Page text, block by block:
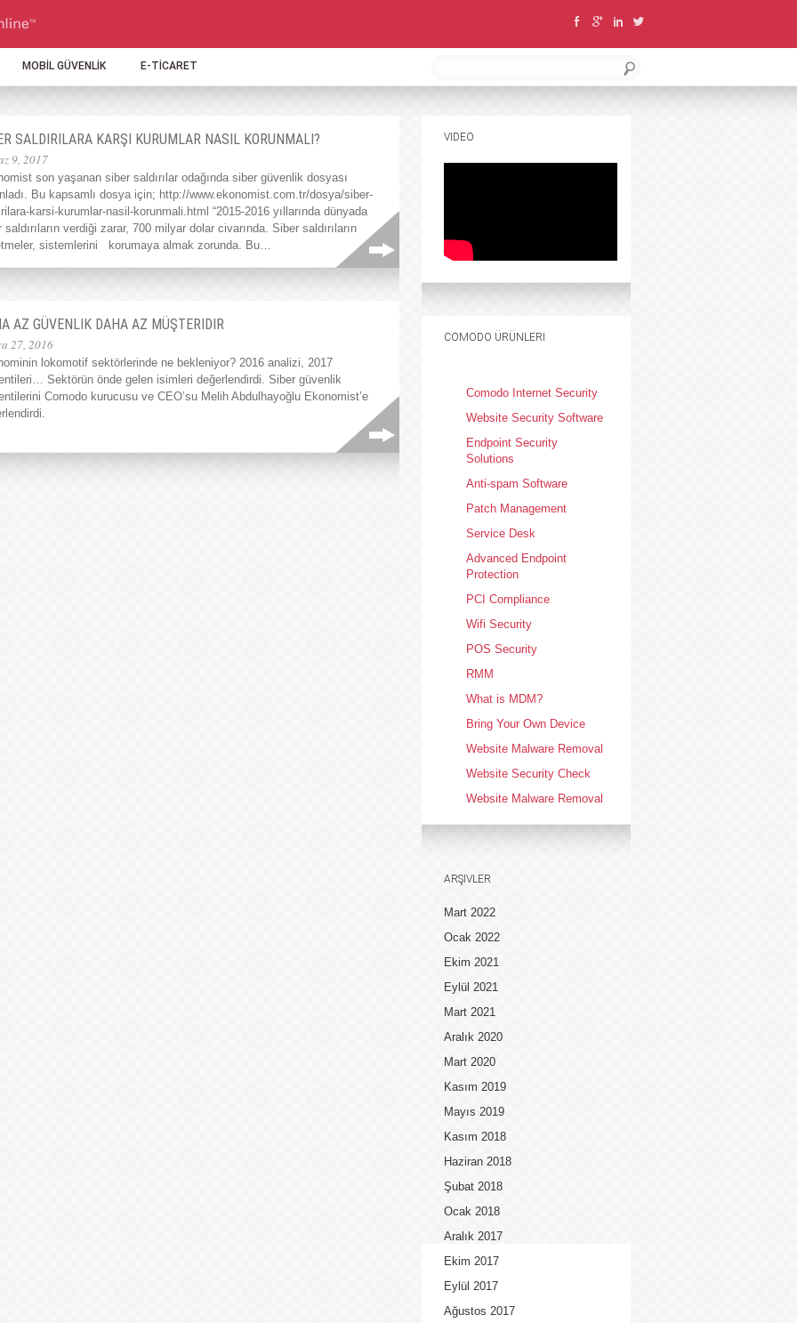
MOBİL GÜVENLİK E-TİCARET
SALDIRILARA KARŞI KURUMLAR NASIL KORUNMALI?
9, 2017
son yaşanan siber saldırılar odağında siber güvenlik dosyası
Bu kapsamlı dosya için; http://www.ekonomist.com.tr/dosya/siber-
karsi-kurumlar-nasil-korunmali.html “2015-2016 yıllarında dünyada
saldırıların verdiği zarar, 700 milyar dolar civarında. Siber saldırıların
sistemlerini korumaya almak zorunda. Bu…
AZ GÜVENLIK DAHA AZ MÜŞTERIDIR
27, 2016
lokomotif sektörlerinde ne bekleniyor? 2016 analizi, 2017
Sektörün önde gelen isimleri değerlendirdi. Siber güvenlik
Comodo kurucusu ve CEO’su Melih Abdulhayoğlu Ekonomist’e
VIDEO
COMODO ÜRÜNLERI
Comodo Internet Security
Website Security Software
Endpoint Security
Solutions
Anti-spam Software
Patch Management
Service Desk
Advanced Endpoint
Protection
PCI Compliance
Wifi Security
POS Security
RMM
What is MDM?
Bring Your Own Device
Website Malware Removal
Website Security Check
Website Malware Removal
ARŞIVLER
Mart 2022
Ocak 2022
Ekim 2021
Eylül 2021
Mart 2021
Aralık 2020
Mart 2020
Kasım 2019
Mayıs 2019
Kasım 2018
Haziran 2018
Şubat 2018
Ocak 2018
Aralık 2017
Ekim 2017
Eylül 2017
Ağustos 2017